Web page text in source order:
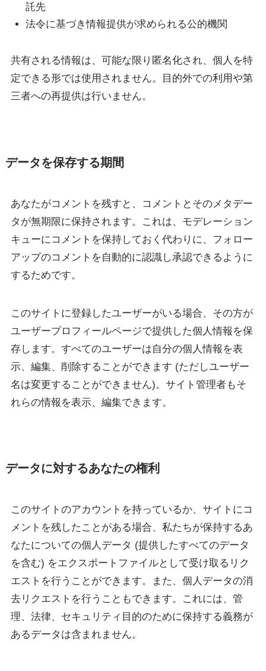
託先
法令に基づき情報提供が求められる公的機関
共有される情報は、可能な限り匿名化され、個人を特
定できる形では使用されません。目的外での利用や第
三者への再提供は行いません。
データを保存する期間
あなたがコメントを残すと、コメントとそのメタデー
タが無期限に保持されます。これは、モデレーション
キューにコメントを保持しておく代わりに、フォロー
アップのコメントを自動的に認識し承認できるように
するためです。
このサイトに登録したユーザーがいる場合、その方が
ユーザープロフィールページで提供した個人情報を保
存します。すべてのユーザーは自分の個人情報を表
示、編集、削除することができます (ただしユーザー
名は変更することができません)。サイト管理者もそ
れらの情報を表示、編集できます。
データに対するあなたの権利
このサイトのアカウントを持っているか、サイトにコ
メントを残したことがある場合、私たちが保持するあ
なたについての個人データ (提供したすべてのデータ
を含む) をエクスポートファイルとして受け取るリク
エストを行うことができます。また、個人データの消
去リクエストを行うこともできます。これには、管
理、法律、セキュリティ目的のために保持する義務が
あるデータは含まれません。